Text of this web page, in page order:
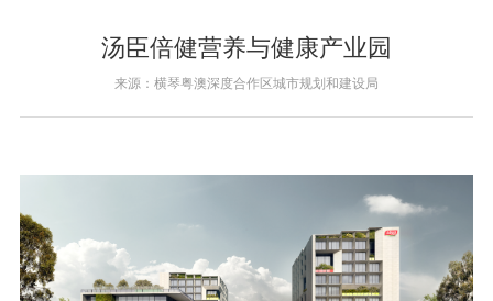
汤臣倍健营养与健康产业园
来源：横琴粤澳深度合作区城市规划和建设局